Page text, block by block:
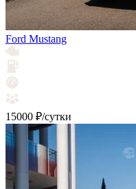
Ford Mustang
15000 ₽/сутки